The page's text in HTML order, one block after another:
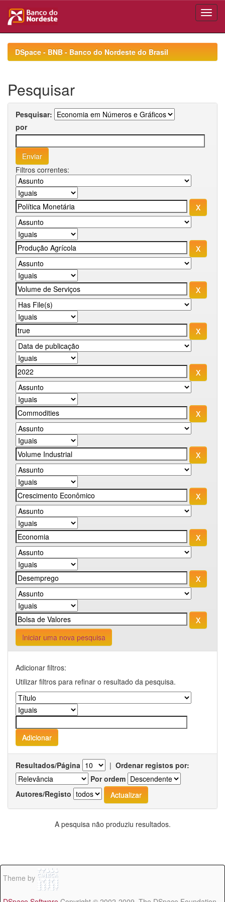
navigationDSpace - BNB - Banco do Nordeste do Brasil
Pesquisar
Pesquisar:
por
Filtros correntes:
Iniciar uma nova pesquisa
Adicionar filtros:
Utilizar filtros para refinar o resultado da pesquisa.
Resultados/Página | Ordenar registos por:
Por ordem
Autores/Registo
A pesquisa não produziu resultados.
Theme by